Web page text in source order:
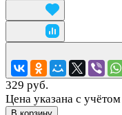
329 руб.
Цена указана с